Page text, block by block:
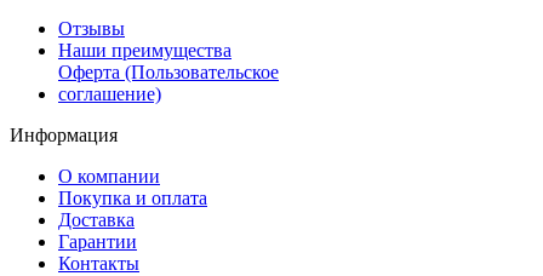
Отзывы
Наши преимущества
Оферта (Пользовательское
соглашение)
Информация
О компании
Покупка и оплата
Доставка
Гарантии
Контакты